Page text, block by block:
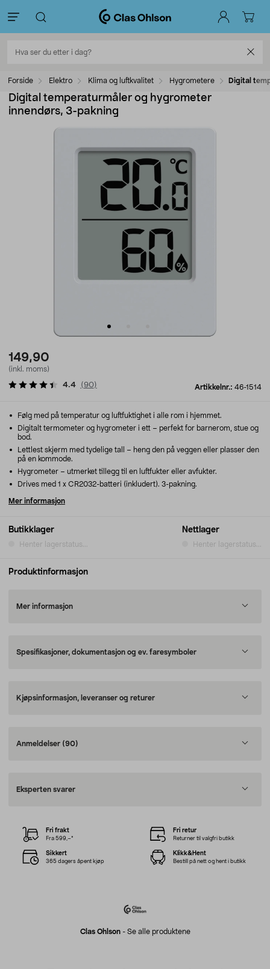
Forside Elektro Klima og luftkvalitet Hygrometere Digital
Digital temperaturmåler og hygrometer
innendørs, 3-pakning
149,90
(inkl. moms)
Artikkelnr.: 46-1514
4.4 (90)
Butikklager
Henter lagerstatus...
Nettlager
Henter lagerstatus...
Følg med på temperatur og luftfuktighet i alle rom i hjemmet.
Digitalt termometer og hygrometer i ett – perfekt for barnerom, stue og
bod.
Lettlest skjerm med tydelige tall – heng den på veggen eller plasser den
på en kommode.
Hygrometer – utmerket tillegg til en luftfukter eller avfukter.
Drives med 1 x CR2032-batteri (inkludert). 3-pakning.
Mer informasjon
Produktinformasjon
Mer informasjon
Spesifikasjoner, dokumentasjon og ev. faresymboler
Kjøpsinformasjon, leveranser og returer
Anmeldelser (90)
Eksperten svarer
Clas Ohlson- Se alle produktene
Fri frakt
Fra 599,–*
Fri retur
Returner til valgfri butikk
Sikkert
365 dagers åpent kjøp
Klikk&Hent
Bestill på nett og hent i butikk